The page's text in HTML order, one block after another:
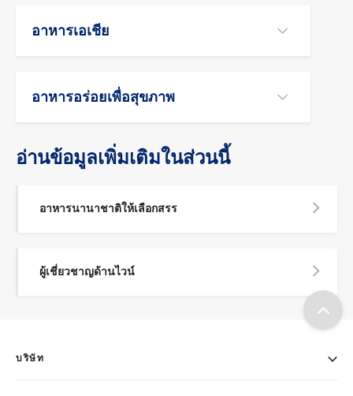
อาหารเอเชีย
อาหารอร่อยเพื่อสุขภาพ
อ่านข้อมูลเพิ่มเติมในส่วนนี้
อาหารนานาชาติให้เลือกสรร
ผู้เชี่ยวชาญด้านไวน์